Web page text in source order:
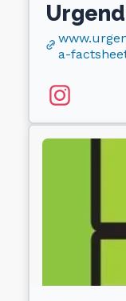
a-